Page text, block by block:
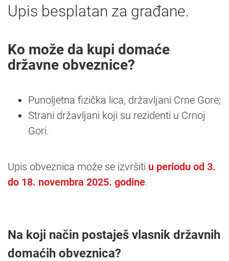
Upis besplatan za građane.
Ko može da kupi domaće
državne obveznice?
Punoljetna fizička lica, državljani Crne Gore;
Strani državljani koji su rezidenti u Crnoj
Gori.
Upis obveznica može se izvršiti u periodu od 3.
do 18. novembra 2025. godine.
Na koji način postaješ vlasnik državnih
domaćih obveznica?